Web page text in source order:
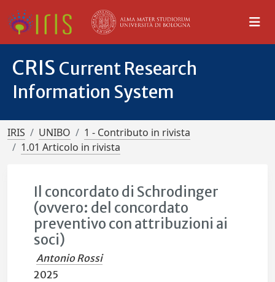
CRIS Current Research
Information System
IRIS UNIBO
1 - Contributo in rivista
1.01 Articolo in rivista
Il concordato di Schrodinger
(ovvero: del concordato
preventivo con attribuzioni ai
soci)
Antonio Rossi
2025